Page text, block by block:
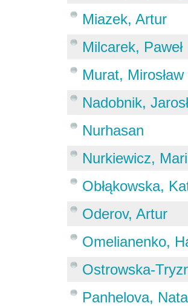
Miazek, Artur
Milcarek, Paweł
Murat, Mirosław
Nadobnik,
Nurhasan
Nurkiewicz,
Obłąkowska,
Oderov, Artur
Omelianenko,
Ostrowska-
Panhelova,